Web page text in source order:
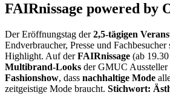
FAIRnissage powered
Der Eröffnungstag der2,5-tägigen
Endverbraucher, Presse und Fachbesucher
Highlight. Auf derFAIRnissage (ab
Multibrand-Looks der GMUC Aussteller
Fashionshow, dass nachhaltige Mode
zeitgeistige Mode braucht. Stichwort: